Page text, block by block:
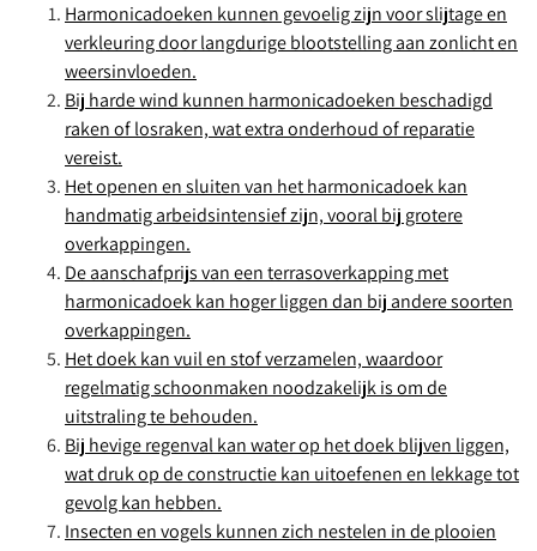
Harmonicadoeken kunnen gevoelig zijn voor slijtage en
verkleuring door langdurige blootstelling aan zonlicht en
weersinvloeden.
Bij harde wind kunnen harmonicadoeken beschadigd
raken of losraken, wat extra onderhoud of reparatie
vereist.
Het openen en sluiten van het harmonicadoek kan
handmatig arbeidsintensief zijn, vooral bij grotere
overkappingen.
De aanschafprijs van een terrasoverkapping met
harmonicadoek kan hoger liggen dan bij andere soorten
overkappingen.
Het doek kan vuil en stof verzamelen, waardoor
regelmatig schoonmaken noodzakelijk is om de
uitstraling te behouden.
Bij hevige regenval kan water op het doek blijven liggen,
wat druk op de constructie kan uitoefenen en lekkage tot
gevolg kan hebben.
Insecten en vogels kunnen zich nestelen in de plooien